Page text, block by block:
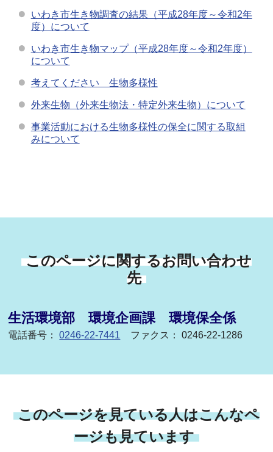
いわき市生き物調査の結果（平成28年度～令和2年
度）について
いわき市生き物マップ（平成28年度～令和2年度）
について
考えてください 生物多様性
外来生物（外来生物法・特定外来生物）について
事業活動における生物多様性の保全に関する取組
みについて
このページに関するお問い合わせ
先
生活環境部 環境企画課 環境保全係
電話番号：0246-22-7441 ファクス： 0246-22-1286
このページを見ている人はこんなペ
ージも見ています